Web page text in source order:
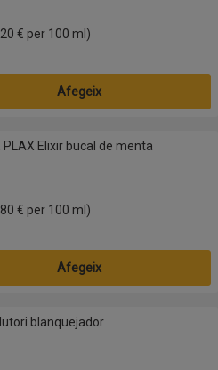
€ per 100 ml)
Afegeix
PLAX Elixir bucal de menta
€ per 100 ml)
Afegeix
blanquejador